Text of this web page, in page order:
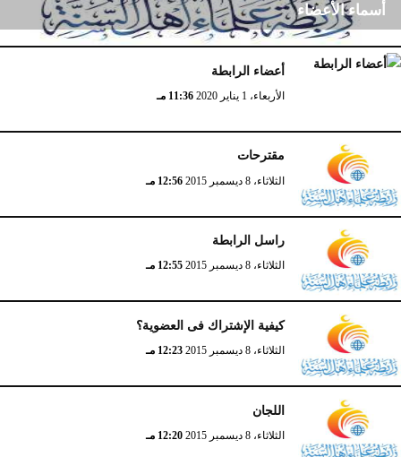
أسماء الأعضاء
12:28 مـ
أعضاء الرابطة
الأربعاء، 1 يناير 2020 11:36 مـ
مقترحات
الثلاثاء، 8 ديسمبر 2015 12:56 مـ
راسل الرابطة
الثلاثاء، 8 ديسمبر 2015 12:55 مـ
كيفية الإشتراك فى العضوية؟
الثلاثاء، 8 ديسمبر 2015 12:23 مـ
اللجان
الثلاثاء، 8 ديسمبر 2015 12:20 مـ